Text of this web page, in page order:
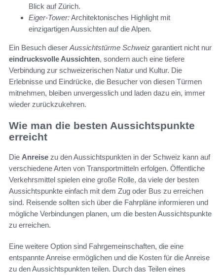
Blick auf Zürich.
Eiger-Tower:Architektonisches Highlight mit
einzigartigen Aussichten auf die Alpen.
Ein Besuch dieserAussichtstürme Schweiz garantiert nicht nur
eindrucksvolle Aussichten, sondern auch eine tiefere
Verbindung zur schweizerischen Natur und Kultur. Die
Erlebnisse und Eindrücke, die Besucher von diesen Türmen
mitnehmen, bleiben unvergesslich und laden dazu ein, immer
wieder zurückzukehren.
Wie man die besten Aussichtspunkte
erreicht
Die Anreise zu den Aussichtspunkten in der Schweiz kann auf
verschiedene Arten von Transportmitteln erfolgen. Öffentliche
Verkehrsmittel spielen eine große Rolle, da viele der besten
Aussichtspunkte einfach mit dem Zug oder Bus zu erreichen
sind. Reisende sollten sich über die Fahrpläne informieren und
mögliche Verbindungen planen, um die besten Aussichtspunkte
zu erreichen.
Eine weitere Option sind Fahrgemeinschaften, die eine
entspannte Anreise ermöglichen und die Kosten für die Anreise
zu den Aussichtspunkten teilen. Durch das Teilen eines